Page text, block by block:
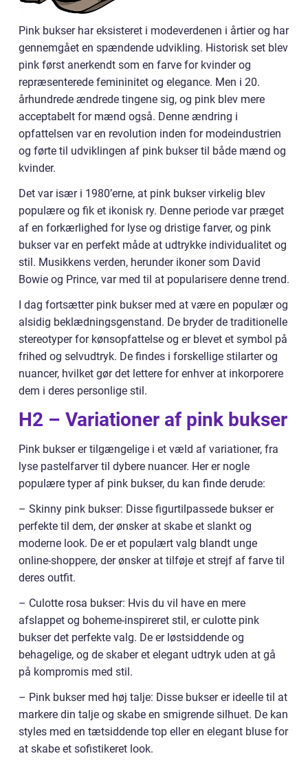
Pink bukser har eksisteret i modeverdenen i årtier og har
gennemgået en spændende udvikling. Historisk set blev
pink først anerkendt som en farve for kvinder og
repræsenterede femininitet og elegance. Men i 20.
århundrede ændrede tingene sig, og pink blev mere
acceptabelt for mænd også. Denne ændring i
opfattelsen var en revolution inden for modeindustrien
og førte til udviklingen af pink bukser til både mænd og
kvinder.
Det var især i 1980’erne, at pink bukser virkelig blev
populære og fik et ikonisk ry. Denne periode var præget
af en forkærlighed for lyse og dristige farver, og pink
bukser var en perfekt måde at udtrykke individualitet og
stil. Musikkens verden, herunder ikoner som David
Bowie og Prince, var med til at popularisere denne trend.
I dag fortsætter pink bukser med at være en populær og
alsidig beklædningsgenstand. De bryder de traditionelle
stereotyper for kønsopfattelse og er blevet et symbol på
frihed og selvudtryk. De findes i forskellige stilarter og
nuancer, hvilket gør det lettere for enhver at inkorporere
dem i deres personlige stil.
H2 – Variationer af pink bukser
Pink bukser er tilgængelige i et væld af variationer, fra
lyse pastelfarver til dybere nuancer. Her er nogle
populære typer af pink bukser, du kan finde derude:
– Skinny pink bukser: Disse figurtilpassede bukser er
perfekte til dem, der ønsker at skabe et slankt og
moderne look. De er et populært valg blandt unge
online-shoppere, der ønsker at tilføje et strejf af farve til
deres outfit.
– Culotte rosa bukser: Hvis du vil have en mere
afslappet og boheme-inspireret stil, er culotte pink
bukser det perfekte valg. De er løstsiddende og
behagelige, og de skaber et elegant udtryk uden at gå
på kompromis med stil.
– Pink bukser med høj talje: Disse bukser er ideelle til at
markere din talje og skabe en smigrende silhuet. De kan
styles med en tætsiddende top eller en elegant bluse for
at skabe et sofistikeret look.